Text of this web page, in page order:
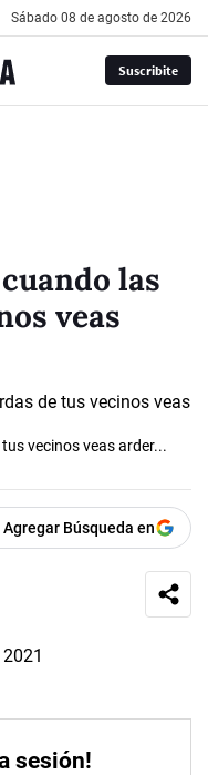
sábado 08 de agosto de 2026
Suscribite
las
veas
vecinos veas arder...
Agregar Búsqueda en
sesión!